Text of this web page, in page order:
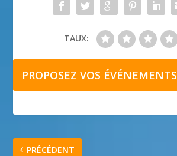
TAUX:
PROPOSEZ VOS ÉVÉNEMENTS
PRÉCÉDENT